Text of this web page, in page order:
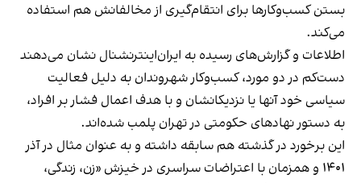
بستن کسب‌وکارها برای انتقام‌گیری از مخالفانش هم استفاده
می‌کند.
اطلاعات و گزارش‌های رسیده به ایران‌اینترنشنال نشان می‌دهند
دست‌کم در دو مورد، کسب‌وکار شهروندان به دلیل فعالیت
سیاسی خود آنها یا نزدیکانشان و با هدف اعمال فشار بر افراد،
به دستور نهادهای حکومتی در تهران پلمب شده‌اند.
این برخورد در گذشته هم سابقه داشته و به عنوان مثال در آذر
۱۴۰۱ و همزمان با اعتراضات سراسری در خیزش «زن، زندگی،